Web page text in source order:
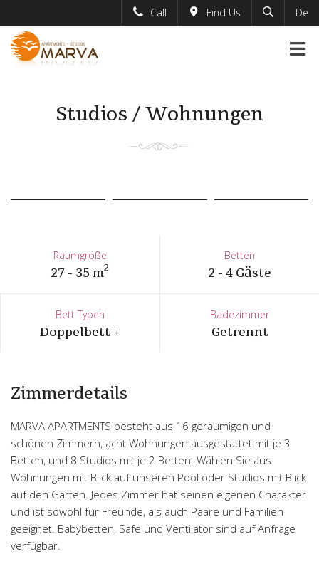
marvaapartments
+30-6974-802762
info@marvaapartments.gr
Greek
English
Call Find Us De
Studios / Wohnungen
Raumgröße
27 - 35 m2 Betten
2 - 4 Gäste
Bett Typen
Doppelbett + Badezimmer
Getrennt
Zimmerdetails
MARVA APARTMENTS besteht aus 16 geräumigen und
schönen Zimmern, acht Wohnungen ausgestattet mit je 3
Betten, und 8 Studios mit je 2 Betten. Wählen Sie aus
Wohnungen mit Blick auf unseren Pool oder Studios mit Blick
auf den Garten. Jedes Zimmer hat seinen eigenen Charakter
und ist sowohl für Freunde, als auch Paare und Familien
geeignet. Babybetten, Safe und Ventilator sind auf Anfrage
verfügbar.